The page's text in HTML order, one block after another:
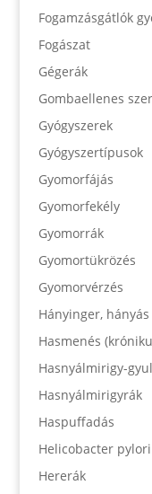
Fogamzásgátlók
Fogászat
Gégerák
Gombaellenes
Gyógyszerek
Gyógyszertípusok
Gyomorfájás
Gyomorfekély
Gyomorrák
Gyomortükrözés
Gyomorvérzés
Hányinger, hányás
Hasmenés
Hasnyálmirigy-
Hasnyálmirigyrák
Haspuffadás
Helicobacter pylori
Hererák